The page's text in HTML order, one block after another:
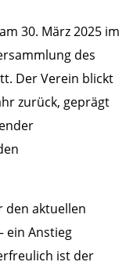
30. März 2025 im
des
Der Verein blickt
zurück, geprägt
den aktuellen
ein Anstieg
ist der